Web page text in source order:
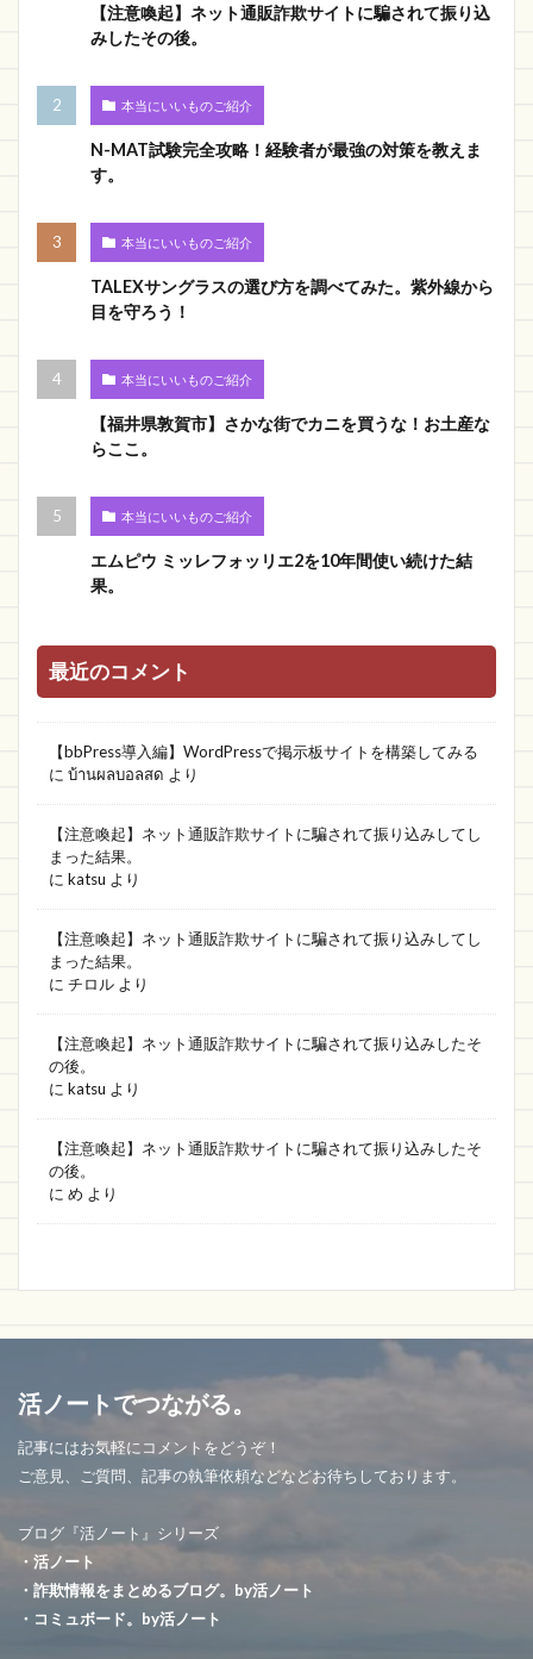
【注意喚起】ネット通販詐欺サイトに騙されて振り込
みしたその後。
本当にいいものご紹介
N-MAT試験完全攻略！経験者が最強の対策を教えま
す。
本当にいいものご紹介
TALEXサングラスの選び方を調べてみた。紫外線から
目を守ろう！
本当にいいものご紹介
【福井県敦賀市】さかな街でカニを買うな！お土産な
らここ。
本当にいいものご紹介
エムピウ ミッレフォッリエ2を10年間使い続けた結
果。
最近のコメント
【bbPress導入編】WordPressで掲示板サイトを構築してみる
に บ้านผลบอลสด より
【注意喚起】ネット通販詐欺サイトに騙されて振り込みしてし
まった結果。
に katsu より
【注意喚起】ネット通販詐欺サイトに騙されて振り込みしてし
まった結果。
に チロル より
【注意喚起】ネット通販詐欺サイトに騙されて振り込みしたそ
の後。
に katsu より
【注意喚起】ネット通販詐欺サイトに騙されて振り込みしたそ
の後。
に め より
活ノートでつながる。
記事にはお気軽にコメントをどうぞ！
ご意見、ご質問、記事の執筆依頼などなどお待ちしております。
ブログ『活ノート』シリーズ
・活ノート
・詐欺情報をまとめるブログ。by活ノート
・コミュボード。by活ノート